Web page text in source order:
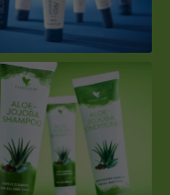
לקוחה בהחלט מרוצה
מתנה ייחודית ליולדת